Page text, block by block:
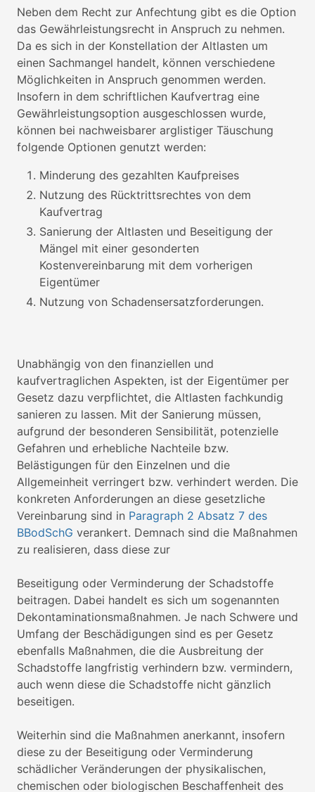
Neben dem Recht zur Anfechtung gibt es die Option
das Gewährleistungsrecht in Anspruch zu nehmen.
Da es sich in der Konstellation der Altlasten um
einen Sachmangel handelt, können verschiedene
Möglichkeiten in Anspruch genommen werden.
Insofern in dem schriftlichen Kaufvertrag eine
Gewährleistungsoption ausgeschlossen wurde,
können bei nachweisbarer arglistiger Täuschung
folgende Optionen genutzt werden:
Minderung des gezahlten Kaufpreises
Nutzung des Rücktrittsrechtes von dem
Kaufvertrag
Sanierung der Altlasten und Beseitigung der
Mängel mit einer gesonderten
Kostenvereinbarung mit dem vorherigen
Eigentümer
Nutzung von Schadensersatzforderungen.
Unabhängig von den finanziellen und
kaufvertraglichen Aspekten, ist der Eigentümer per
Gesetz dazu verpflichtet, die Altlasten fachkundig
sanieren zu lassen. Mit der Sanierung müssen,
aufgrund der besonderen Sensibilität, potenzielle
Gefahren und erhebliche Nachteile bzw.
Belästigungen für den Einzelnen und die
Allgemeinheit verringert bzw. verhindert werden. Die
konkreten Anforderungen an diese gesetzliche
Vereinbarung sind in Paragraph 2 Absatz 7 des
BBodSchG verankert. Demnach sind die Maßnahmen
zu realisieren, dass diese zur
Beseitigung oder Verminderung der Schadstoffe
beitragen. Dabei handelt es sich um sogenannten
Dekontaminationsmaßnahmen. Je nach Schwere und
Umfang der Beschädigungen sind es per Gesetz
ebenfalls Maßnahmen, die die Ausbreitung der
Schadstoffe langfristig verhindern bzw. vermindern,
auch wenn diese die Schadstoffe nicht gänzlich
beseitigen.
Weiterhin sind die Maßnahmen anerkannt, insofern
diese zu der Beseitigung oder Verminderung
schädlicher Veränderungen der physikalischen,
chemischen oder biologischen Beschaffenheit des